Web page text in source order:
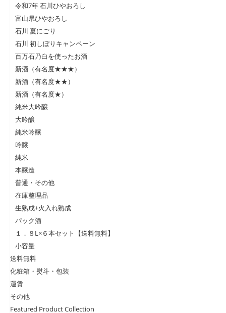
令和7年 石川ひやおろし
富山県ひやおろし
石川 夏にごり
石川 初しぼりキャンペーン
百万石乃白を使ったお酒
新酒（有名度★★★）
新酒（有名度★★）
新酒（有名度★）
純米大吟醸
大吟醸
純米吟醸
吟醸
純米
本醸造
普通・その他
在庫整理品
生熟成+火入れ熟成
パック酒
１．８L×６本セット【送料無料】
小容量
送料無料
化粧箱・熨斗・包装
運賃
その他
Featured Product Collection